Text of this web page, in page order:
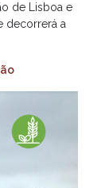
de Lisboa e
decorrerá a